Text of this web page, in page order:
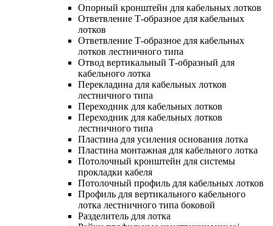
Опорный кронштейн для кабельных лотков
Ответвление Т-образное для кабельных
лотков
Ответвление Т-образное для кабельных
лотков лестничного типа
Отвод вертикальный Т-образный для
кабельного лотка
Перекладина для кабельных лотков
лестничного типа
Переходник для кабельных лотков
Переходник для кабельных лотков
лестничного типа
Пластина для усиления основания лотка
Пластина монтажная для кабельного лотка
Потолочный кронштейн для системы
прокладки кабеля
Потолочный профиль для кабельных лотков
Профиль для вертикального кабельного
лотка лестничного типа боковой
Разделитель для лотка